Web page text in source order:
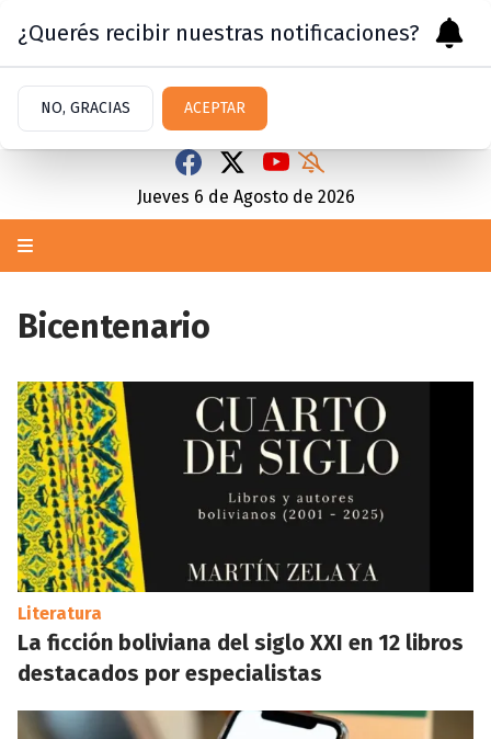
Jueves 6 de Agosto de 2026
Bicentenario
Literatura
La ficción boliviana del siglo XXI en 12 libros
destacados por especialistas
¿Querés recibir nuestras notificaciones?
NO, GRACIAS ACEPTAR